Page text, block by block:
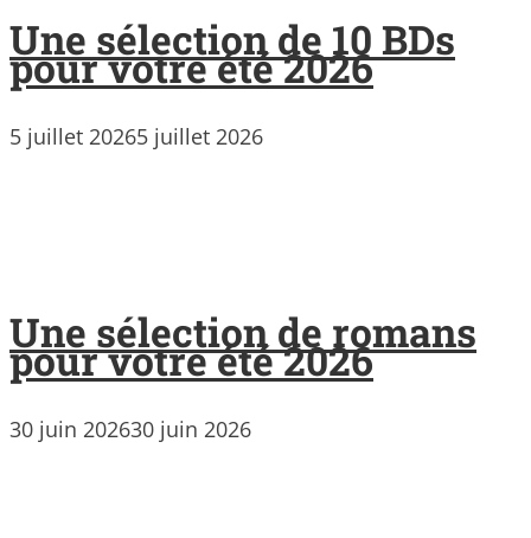
Une sélection de 10 BDs
pour votre été 2026
5 juillet 20265 juillet 2026
Une sélection de romans
pour votre été 2026
30 juin 202630 juin 2026